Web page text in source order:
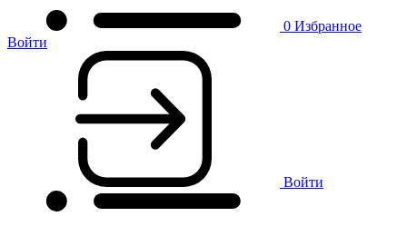
0 Избранное
Войти
Войти